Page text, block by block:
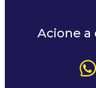
Acione a